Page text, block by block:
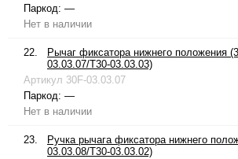
Паркод: —
Нет в наличии
22.
Рычаг фиксатора нижнего положения
03.03.07/T30-03.03.03)
Артикул 30F-03.03.07
Паркод: —
Нет в наличии
23.
Ручка рычага фиксатора нижнего
03.03.08/T30-03.03.02)